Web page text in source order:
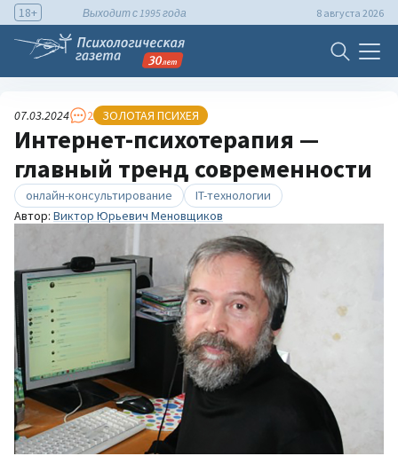
18+ Выходит с 1995 года 8 августа 2026
07.03.2024 2 ЗОЛОТАЯ ПСИХЕЯ
Интернет-психотерапия —
главный тренд современности
онлайн-консультирование
IT-технологии
Автор: Виктор Юрьевич Меновщиков